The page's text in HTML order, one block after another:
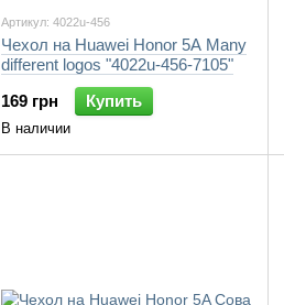
Артикул: 4022u-456
Чехол на Huawei Honor 5A Many
different logos "4022u-456-7105"
169 грн
Купить
В наличии